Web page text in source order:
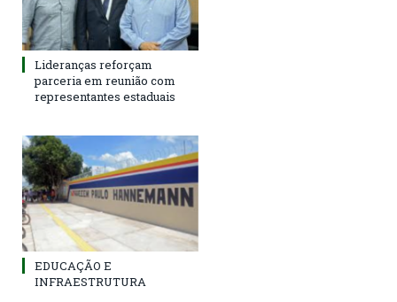
Lideranças reforçam
parceria em reunião com
representantes estaduais
EDUCAÇÃO E
INFRAESTRUTURA